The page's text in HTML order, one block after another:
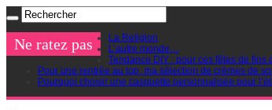
Ne ratez pas
La Religion
L’autre monde…
Tendance DIY : pour ces fêtes de
Pour une rentrée au top, ma sélection de crèmes de
Pourquoi choisir une casquette personnalisée pour